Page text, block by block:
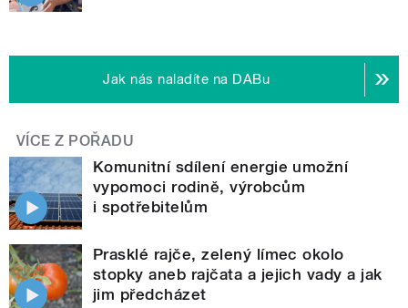
Jak nás naladíte na DABu
VÍCE Z POŘADU
Komunitní sdílení energie umožní
vypomoci rodině, výrobcům
i spotřebitelům
Prasklé rajče, zelený límec okolo
stopky aneb rajčata a jejich vady a jak
jim předcházet